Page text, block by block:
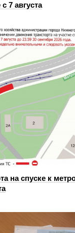
7 августа
на спуске к